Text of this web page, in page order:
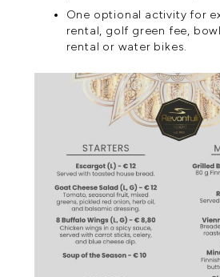
One optional activity for
rental, golf green fee,
rental or water bikes.